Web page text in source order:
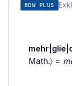
BDW PLUS
Math.〉 =